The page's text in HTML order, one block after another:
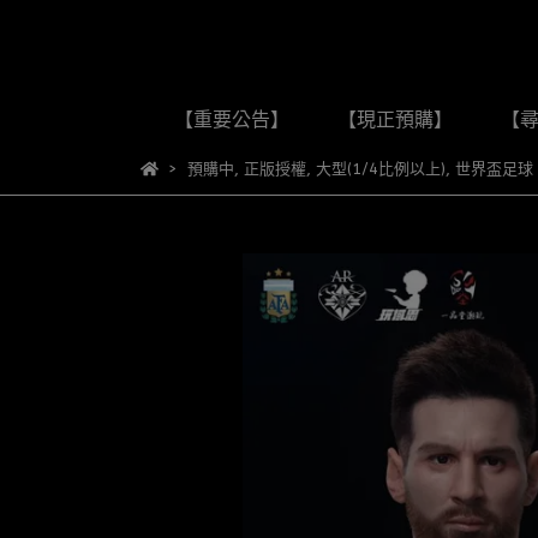
【重要公告】 【現正預購】 【
預購中, 正版授權, 大型(1/4比例以上), 世界盃足球